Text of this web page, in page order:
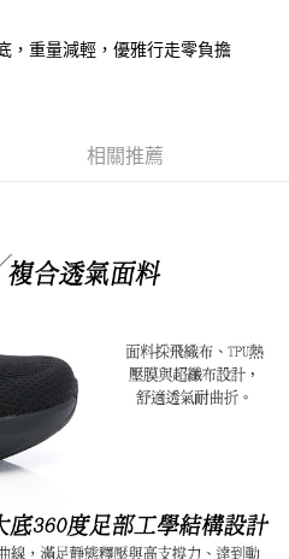
，重量減輕，優雅行走零負擔
相關推薦